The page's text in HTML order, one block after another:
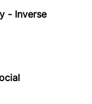
- Inverse